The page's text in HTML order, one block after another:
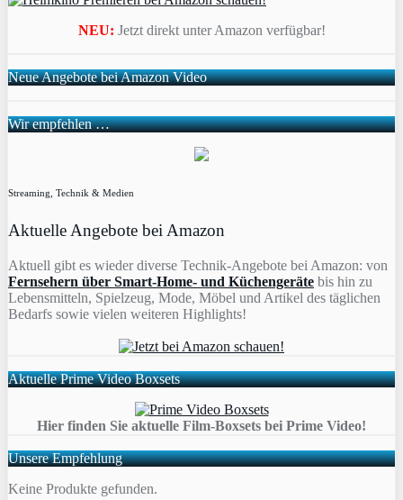
NEU: Jetzt direkt unter Amazon verfügbar!
Neue Angebote bei Amazon Video
Wir empfehlen …
Streaming, Technik & Medien
Aktuelle Angebote bei Amazon
Aktuell gibt es wieder diverse Technik-Angebote bei Amazon: von
Fernsehern über Smart-Home- und Küchengeräte bis hin zu
Lebensmitteln, Spielzeug, Mode, Möbel und Artikel des täglichen
Bedarfs sowie vielen weiteren Highlights!
Aktuelle Prime Video Boxsets
Hier finden Sie aktuelle Film-Boxsets bei Prime Video!
Unsere Empfehlung
Keine Produkte gefunden.